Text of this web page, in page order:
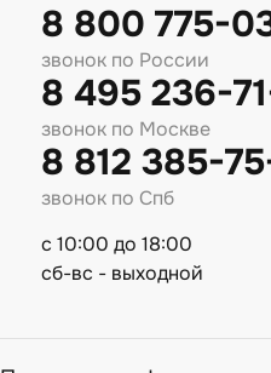
8 800 775-
звонок по России
8 495 236-
звонок по Москве
8 812 385-
звонок по Спб
с 10:00 до 18:00
сб-вс - выходной